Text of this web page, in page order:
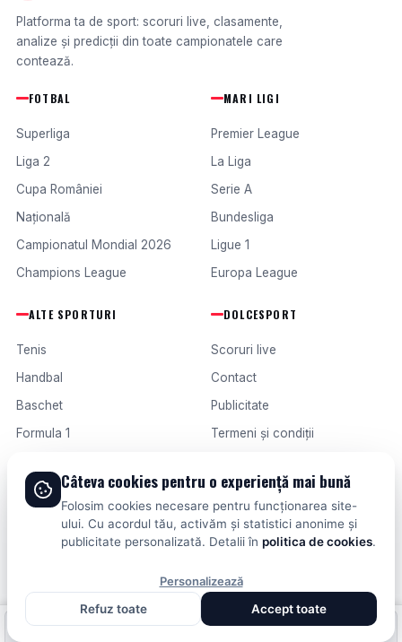
Platforma ta de sport: scoruri live, clasamente,
analize și predicții din toate campionatele care
contează.
FOTBAL
Superliga
Liga 2
Cupa României
Națională
Campionatul Mondial 2026
Champions League
MARI LIGI
Premier League
La Liga
Serie A
Bundesliga
Ligue 1
Europa League
ALTE SPORTURI
Tenis
Handbal
Baschet
Formula 1
Fotbal extern
DOLCESPORT
Scoruri live
Contact
Publicitate
Termeni și condiții
SCORURI, CLASAMENTE ȘI ANALIZE DIN TOATE COMPETIȚIILE
Fotbal intern Fotbal extern Scoruri live
Câteva cookies pentru o experiență mai bună
Folosim cookies necesare pentru funcționarea site-
ului. Cu acordul tău, activăm și statistici anonime și
publicitate personalizată. Detalii în politica de cookies.
Personalizează
Refuz toate
Accept toate